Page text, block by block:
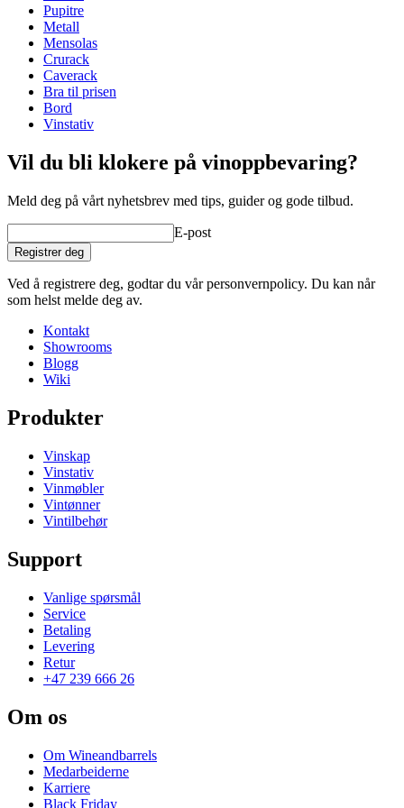
Dimensjoner (BxHxD cm)
Høyde (cm)
Bredde (cm)
Dybde (cm)
Vekt (kg)15
Pupitre
Metall
Mensolas
Crurack
Caverack
Bra til prisen
Bord
Vinstativ
Vil du bli klokere på vinoppbevaring?
Meld deg på vårt nyhetsbrev med tips, guider og gode tilbud.
E-post
Registrer deg
Ved å registrere deg, godtar du vår personvernpolicy. Du kan når
som helst melde deg av.
Kontakt
Showrooms
Blogg
Wiki
Produkter
Vinskap
Vinstativ
Vinmøbler
Vintønner
Vintilbehør
Support
Vanlige spørsmål
Service
Betaling
Levering
Retur
+47 239 666 26
Om os
Om Wineandbarrels
Medarbeiderne
Karriere
Black Friday